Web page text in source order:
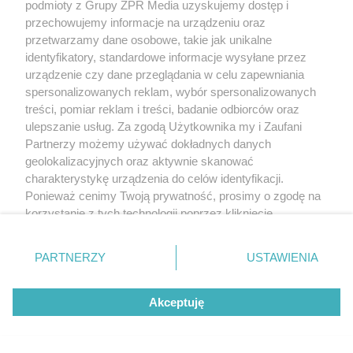
Wawelu
"ESKA Hity na Czasie" – playlista,
która rozkręci każdą chwilę
podmioty z Grupy ZPR Media uzyskujemy dostęp i
przechowujemy informacje na urządzeniu oraz
przetwarzamy dane osobowe, takie jak unikalne
identyfikatory, standardowe informacje wysyłane przez
urządzenie czy dane przeglądania w celu zapewniania
spersonalizowanych reklam, wybór spersonalizowanych
treści, pomiar reklam i treści, badanie odbiorców oraz
ulepszanie usług. Za zgodą Użytkownika my i Zaufani
Partnerzy możemy używać dokładnych danych
geolokalizacyjnych oraz aktywnie skanować
charakterystykę urządzenia do celów identyfikacji.
Ponieważ cenimy Twoją prywatność, prosimy o zgodę na
korzystanie z tych technologii poprzez kliknięcie
zmienić/wycofać klikając przycisk ustawień prywatności
znajdujący się w lewym dolnym rogu strony
rodzaje przetwarzania danych nie wymagają zgody
użytkownika, ale masz prawo sprzeciwić się takiemu
przetwarzaniu. Preferencje będą miały zastosowanie tylko
PARTNERZY USTAWIENIA
Akceptuję